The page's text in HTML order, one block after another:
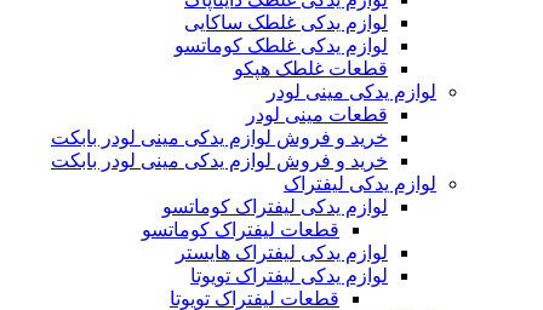
لوازم یدکی غلطک ساکایی
لوازم یدکی غلطک کوماتسو
قطعات غلطک هپکو
لوازم یدکی مینی لودر
قطعات مینی لودر
خرید و فروش لوازم یدکی مینی لودر بابکت
خرید و فروش لوازم یدکی مینی لودر بابکت
لوازم یدکی لیفتراک
لوازم یدکی لیفتراک کوماتسو
قطعات لیفتراک کوماتسو
لوازم یدکی لیفتراک هایستر
لوازم یدکی لیفتراک تویوتا
قطعات لیفتراک تویوتا